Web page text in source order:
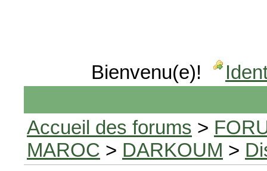
Bienvenu(e)!
Accueil des forums >
MAROC > DARKOUM >